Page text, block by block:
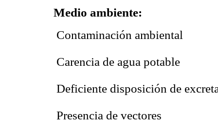
Medio ambiente:
 Contaminación ambiental
 Carencia de agua potable
 Deficiente disposición de
 Presencia de vectores